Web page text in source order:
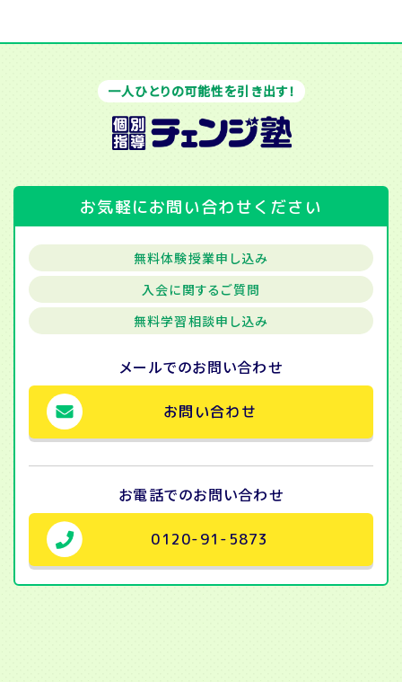
一人ひとりの可能性を引き出す！
お気軽にお問い合わせください
無料体験授業申し込み
入会に関するご質問
無料学習相談申し込み
メールでのお問い合わせ
お問い合わせ
お電話でのお問い合わせ
0120-91-5873